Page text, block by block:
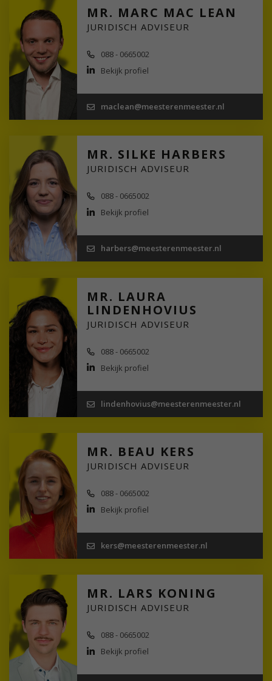
MR. MARC MAC LEAN
JURIDISCH ADVISEUR
088 - 0665002
Bekijk profiel
maclean@meesterenmeester.nl
MR. SILKE HARBERS
JURIDISCH ADVISEUR
088 - 0665002
Bekijk profiel
harbers@meesterenmeester.nl
MR. LAURA
LINDENHOVIUS
JURIDISCH ADVISEUR
088 - 0665002
Bekijk profiel
lindenhovius@meesterenmeester.nl
MR. BEAU KERS
JURIDISCH ADVISEUR
088 - 0665002
Bekijk profiel
kers@meesterenmeester.nl
MR. LARS KONING
JURIDISCH ADVISEUR
088 - 0665002
Bekijk profiel